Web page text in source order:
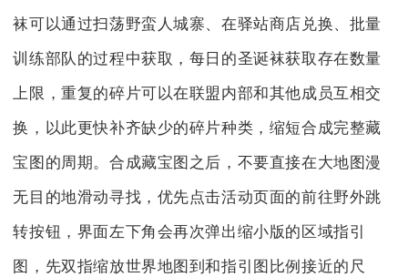
袜可以通过扫荡野蛮人城寨、在驿站商店兑换、批量
训练部队的过程中获取，每日的圣诞袜获取存在数量
上限，重复的碎片可以在联盟内部和其他成员互相交
换，以此更快补齐缺少的碎片种类，缩短合成完整藏
宝图的周期。合成藏宝图之后，不要直接在大地图漫
无目的地滑动寻找，优先点击活动页面的前往野外跳
转按钮，界面左下角会再次弹出缩小版的区域指引
图，先双指缩放世界地图到和指引图比例接近的尺